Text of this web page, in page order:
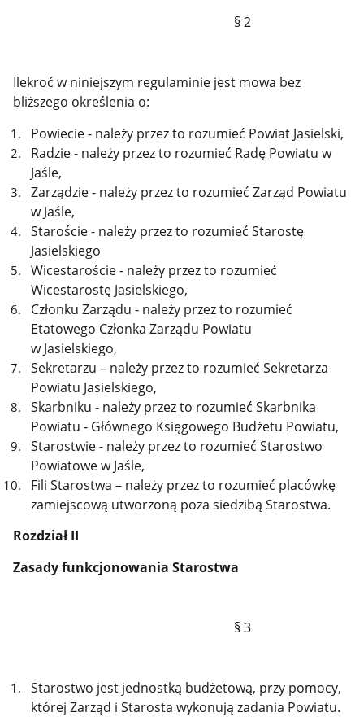
§ 2
Ilekroć w niniejszym regulaminie jest mowa bez
bliższego określenia o:
Powiecie - należy przez to rozumieć Powiat Jasielski,
Radzie - należy przez to rozumieć Radę Powiatu w
Jaśle,
Zarządzie - należy przez to rozumieć Zarząd Powiatu
w Jaśle,
Staroście - należy przez to rozumieć Starostę
Jasielskiego
Wicestaroście - należy przez to rozumieć
Wicestarostę Jasielskiego,
Członku Zarządu - należy przez to rozumieć
Etatowego Członka Zarządu Powiatu
w Jasielskiego,
Sekretarzu – należy przez to rozumieć Sekretarza
Powiatu Jasielskiego,
Skarbniku - należy przez to rozumieć Skarbnika
Powiatu - Głównego Księgowego Budżetu Powiatu,
Starostwie - należy przez to rozumieć Starostwo
Powiatowe w Jaśle,
Fili Starostwa – należy przez to rozumieć placówkę
zamiejscową utworzoną poza siedzibą Starostwa.
Rozdział II
Zasady funkcjonowania Starostwa
§ 3
Starostwo jest jednostką budżetową, przy pomocy,
której Zarząd i Starosta wykonują zadania Powiatu.